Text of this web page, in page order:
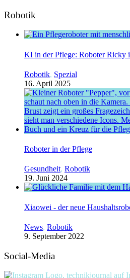
Robotik
KI in der Pflege: Roboter Ricky
Robotik, Spezial
16. April 2025
Roboter in der Pflege
Gesundheit, Robotik
19. Juni 2024
Xiaowei - der neue
News, Robotik
9. September 2022
Social-Media